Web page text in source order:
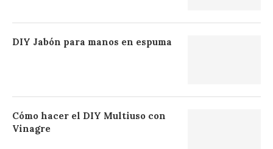
DIY Jabón para manos en espuma
Cómo hacer el DIY Multiuso con
Vinagre